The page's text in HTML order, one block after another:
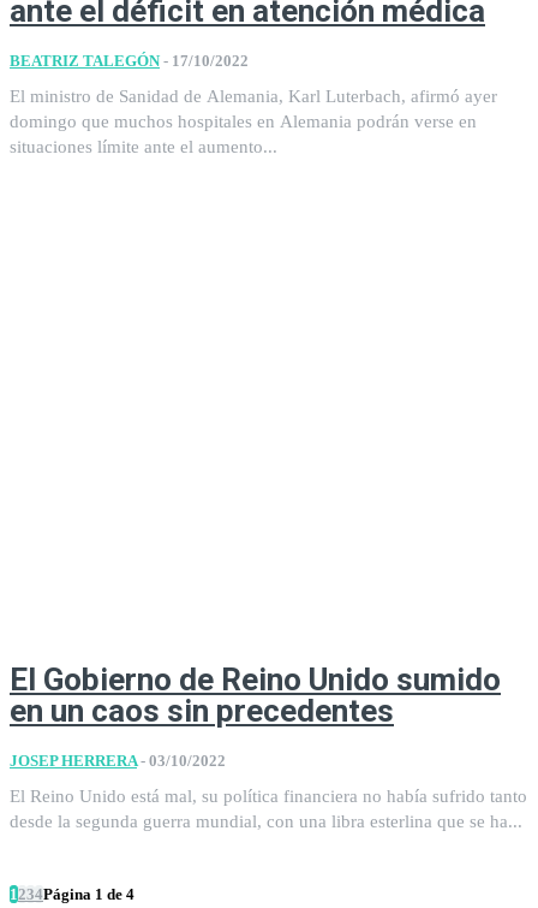
ante el déficit en atención médica
BEATRIZ TALEGÓN - 17/10/2022
El ministro de Sanidad de Alemania, Karl Luterbach, afirmó ayer
domingo que muchos hospitales en Alemania podrán verse en
situaciones límite ante el aumento...
El Gobierno de Reino Unido sumido
en un caos sin precedentes
JOSEP HERRERA - 03/10/2022
El Reino Unido está mal, su política financiera no había sufrido tanto
desde la segunda guerra mundial, con una libra esterlina que se ha...
1 234Página 1 de 4